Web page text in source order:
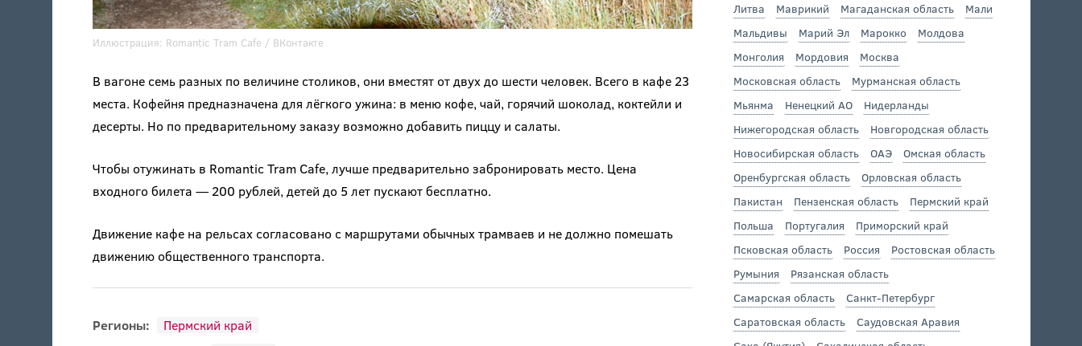
Иллюстрация: Romantic Tram Cafe / ВКонтакте
В вагоне семь разных по величине столиков, они вместят от двух до шести человек. Всего в кафе 23
места. Кофейня предназначена для лёгкого ужина: в меню кофе, чай, горячий шоколад, коктейли и
десерты. Но по предварительному заказу возможно добавить пиццу и салаты.
Чтобы отужинать в Romantic Tram Cafe, лучше предварительно забронировать место. Цена
входного билета — 200 рублей, детей до 5 лет пускают бесплатно.
Движение кафе на рельсах согласовано с маршрутами обычных трамваев и не должно помешать
движению общественного транспорта.
Регионы:
Пермский край
Литва
Маврикий Магаданская область
Мали
Мальдивы
Марий Эл Марокко
Молдова
Монголия
Мордовия
Москва
Московская область
Мурманская область
Мьянма
Ненецкий АО
Нидерланды
Нижегородская область
Новгородская область
Новосибирская область
ОАЭ
Омская область
Оренбургская область
Орловская область
Пакистан
Пензенская область
Пермский край
Польша
Португалия
Приморский край
Псковская область
Россия
Ростовская область
Румыния
Рязанская область
Самарская область
Санкт-Петербург
Саратовская область
Саудовская Аравия